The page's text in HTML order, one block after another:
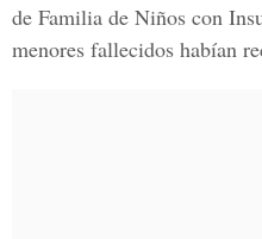
de Familia de Niños con
menores fallecidos habían